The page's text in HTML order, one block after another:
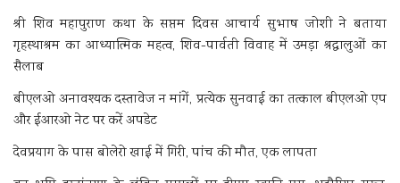
श्री शिव महापुराण कथा के सप्तम दिवस आचार्य सुभाष जोशी ने बताया
गृहस्थाश्रम का आध्यात्मिक महत्व, शिव-पार्वती विवाह में उमड़ा श्रद्धालुओं का
सैलाब
बीएलओ अनावश्यक दस्तावेज न मांगें, प्रत्येक सुनवाई का तत्काल बीएलओ एप
और ईआरओ नेट पर करें अपडेट
देवप्रयाग के पास बोलेरो खाई में गिरी, पांच की मौत, एक लापता